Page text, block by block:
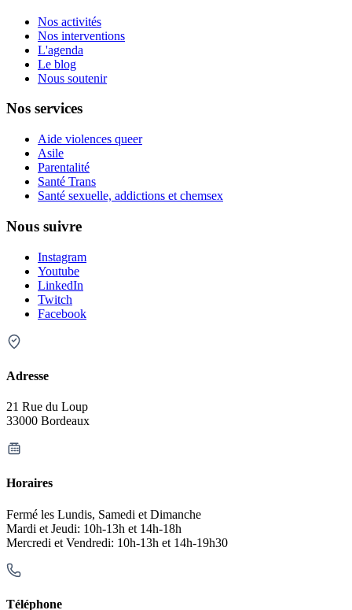
Nos activités
Nos interventions
L'agenda
Le blog
Nous soutenir
Nos services
Aide violences queer
Asile
Parentalité
Santé Trans
Santé sexuelle, addictions et chemsex
Nous suivre
Instagram
Youtube
LinkedIn
Twitch
Facebook
Adresse
21 Rue du Loup
33000 Bordeaux
Horaires
Fermé les Lundis, Samedi et Dimanche
Mardi et Jeudi: 10h-13h et 14h-18h
Mercredi et Vendredi: 10h-13h et 14h-19h30
Téléphone